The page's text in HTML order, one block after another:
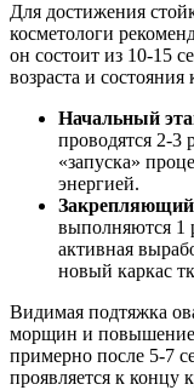
Для достижения
косметологи
он состоит из 10-15
возраста и состояния
Начальный
проводятся 2-3
«запуска»
энергией.
Закрепляющий
выполняются 1
активная
новый каркас
Видимая подтяжка
морщин и повышение
примерно после 5-7
проявляется к концу